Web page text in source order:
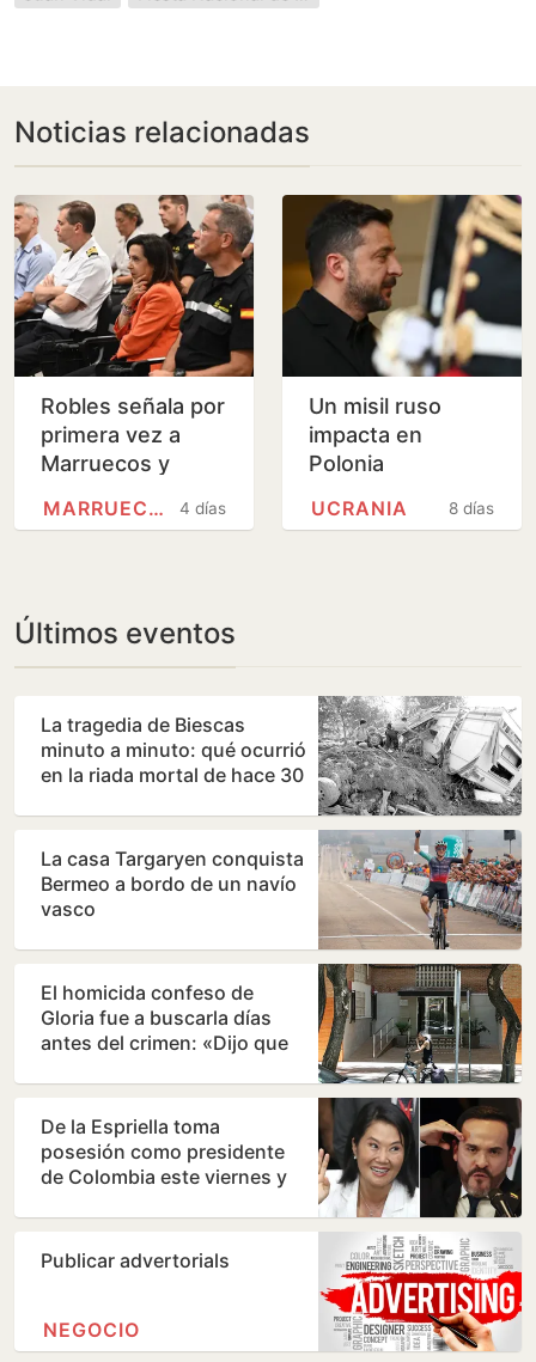
Noticias relacionadas
Robles señala por
primera vez a
Marruecos y
responsabilidades
4 días
MARRUECOS
Un misil ruso
impacta en
Polonia
8 días
UCRANIA
Últimos eventos
La tragedia de Biescas
minuto a minuto: qué ocurrió
en la riada mortal de hace 30
La casa Targaryen conquista
Bermeo a bordo de un navío
vasco
El homicida confeso de
Gloria fue a buscarla días
antes del crimen: «Dijo que
De la Espriella toma
posesión como presidente
de Colombia este viernes y
Publicar advertorials
NEGOCIO